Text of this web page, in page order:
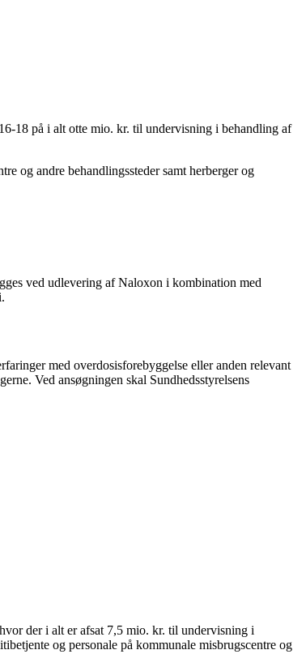
18 på i alt otte mio. kr. til undervisning i behandling af
og andre behandlingssteder samt herberger og
ved udlevering af Naloxon i kombination med
med overdosisforebyggelse eller anden relevant
Ved ansøgningen skal Sundhedsstyrelsens
der i alt er afsat 7,5 mio. kr. til undervisning i
og personale på kommunale misbrugscentre og